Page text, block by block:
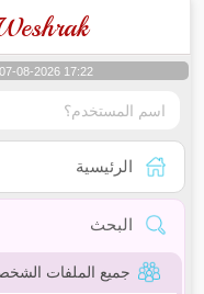
08-2026 17:22
الرئيسية
البحث
جميع الملفات